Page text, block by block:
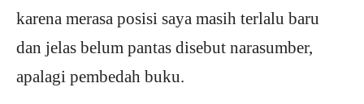
karena merasa posisi saya masih terlalu baru
dan jelas belum pantas disebut narasumber,
apalagi pembedah buku.